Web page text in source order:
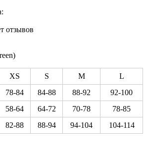
отзывов
XS S M
L
78-84 84-88 88-92
92-100
58-64 64-72 70-78
78-85
82-88 88-94 94-104 104-114